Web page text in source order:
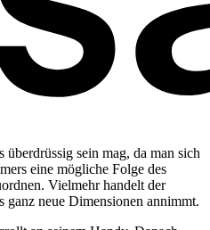
sein mag, da man sich
eine mögliche Folge des
Vielmehr handelt der
ganz neue Dimensionen annimmt.